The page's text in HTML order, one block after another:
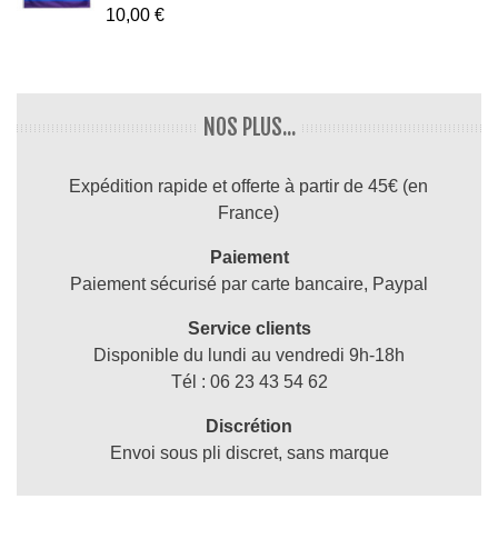
10,00 €
NOS PLUS...
Expédition rapide et offerte à partir de 45€ (en
France)
Paiement
Paiement sécurisé par carte bancaire, Paypal
Service clients
Disponible du lundi au vendredi 9h-18h
Tél : 06 23 43 54 62
Discrétion
Envoi sous pli discret, sans marque